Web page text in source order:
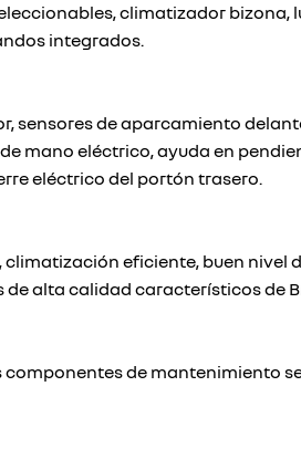
climatizador bizona,
integrados.
sensores de aparcamiento
mano eléctrico, ayuda en
eléctrico del portón trasero.
eficiente, buen nivel
alta calidad característicos de
componentes de mantenimiento